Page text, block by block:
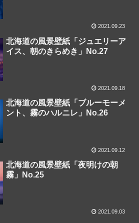
2021.09.23
北海道の風景壁紙「ジュエリーア
イス、朝のきらめき」No.27
2021.09.18
北海道の風景壁紙「ブルーモーメ
ント、霧のハルニレ」No.26
2021.09.12
北海道の風景壁紙「夜明けの朝
霧」No.25
2021.09.03